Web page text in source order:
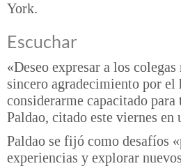
York.
Escuchar
«Deseo expresar a los
sincero agradecimiento por
considerarme capacitado
Paldao, citado este viernes en
Paldao se fijó como desafíos
experiencias y explorar